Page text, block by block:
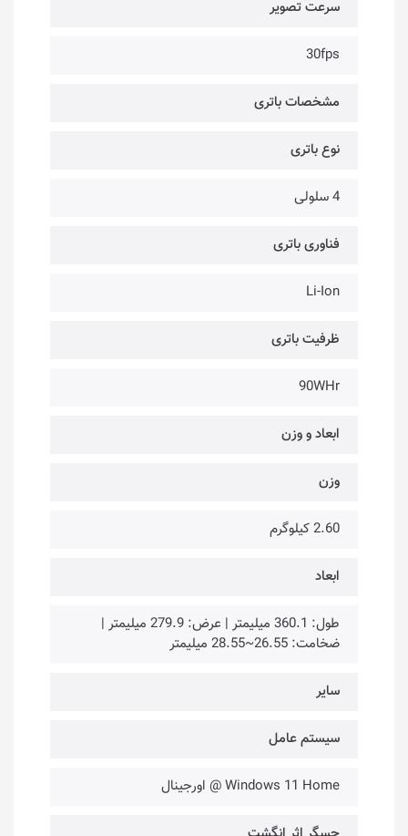
سرعت تصویر
30fps
مشخصات باتری
نوع باتری
4 سلولی
فناوری باتری
Li-Ion
ظرفیت باتری
90WHr
ابعاد و وزن
وزن
2.60 کیلوگرم
ابعاد
طول: 360.1 میلیمتر | عرض: 279.9 میلیمتر |
ضخامت: 26.55~28.55 میلیمتر
سایر
سیستم عامل
Windows 11 Home @ اورجینال